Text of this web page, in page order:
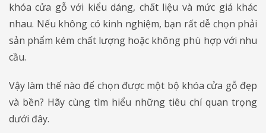
khóa cửa gỗ với kiểu dáng, chất liệu và mức giá khác
nhau. Nếu không có kinh nghiệm, bạn rất dễ chọn phải
sản phẩm kém chất lượng hoặc không phù hợp với nhu
cầu.
Vậy làm thế nào để chọn được một bộ khóa cửa gỗ đẹp
và bền? Hãy cùng tìm hiểu những tiêu chí quan trọng
dưới đây.